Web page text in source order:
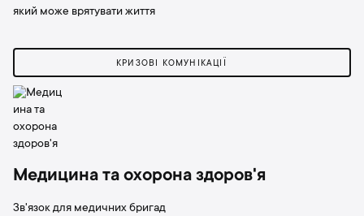
який може врятувати життя
КРИЗОВІ КОМУНІКАЦІЇ
Медицина та охорона здоров'я
Зв'язок для медичних бригад